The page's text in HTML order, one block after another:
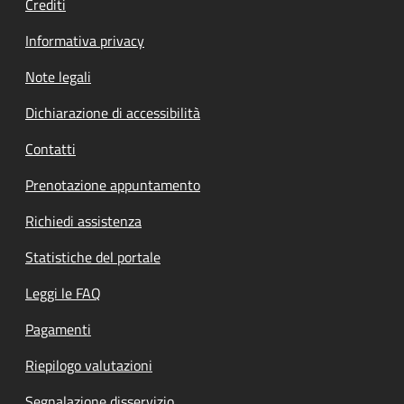
Informativa privacy
Note legali
Dichiarazione di accessibilità
Contatti
Prenotazione appuntamento
Richiedi assistenza
Statistiche del portale
Leggi le FAQ
Pagamenti
Riepilogo valutazioni